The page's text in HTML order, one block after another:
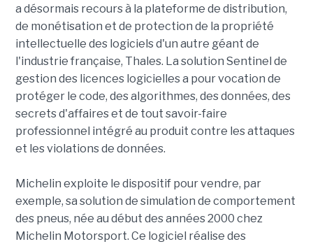
a désormais recours à la plateforme de distribution,
de monétisation et de protection de la propriété
intellectuelle des logiciels d'un autre géant de
l'industrie française, Thales. La solution Sentinel de
gestion des licences logicielles a pour vocation de
protéger le code, des algorithmes, des données, des
secrets d'affaires et de tout savoir-faire
professionnel intégré au produit contre les attaques
et les violations de données.
Michelin exploite le dispositif pour vendre, par
exemple, sa solution de simulation de comportement
des pneus, née au début des années 2000 chez
Michelin Motorsport. Ce logiciel réalise des